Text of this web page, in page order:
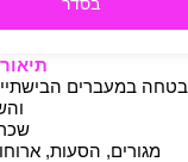
חיילים משוחררים
במעברים
מגורים, הסעות,